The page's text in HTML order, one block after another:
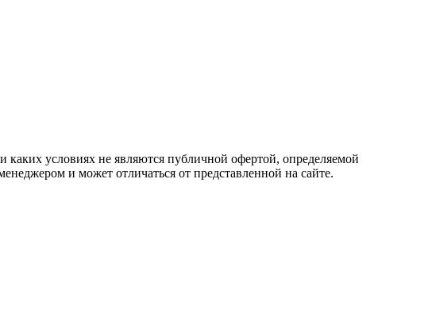
условиях не являются публичной офертой, определяемой
и может отличаться от представленной на сайте.